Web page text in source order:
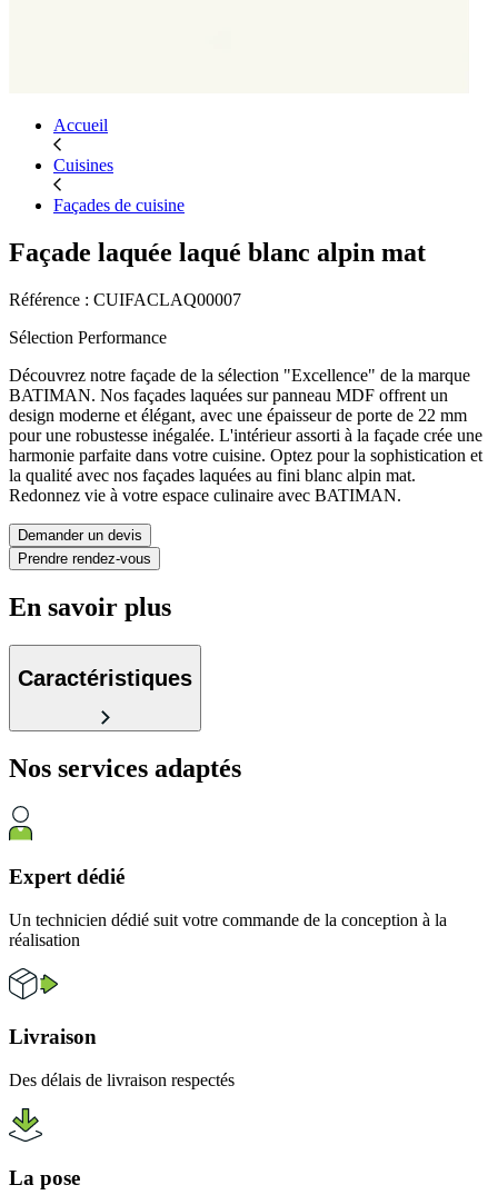
Accueil
Cuisines
Façades de cuisine
Façade laquée laqué blanc alpin mat
Référence : CUIFACLAQ00007
Sélection Performance
Découvrez notre façade de la sélection "Excellence" de la marque
BATIMAN. Nos façades laquées sur panneau MDF offrent un
design moderne et élégant, avec une épaisseur de porte de 22 mm
pour une robustesse inégalée. L'intérieur assorti à la façade crée une
harmonie parfaite dans votre cuisine. Optez pour la sophistication et
la qualité avec nos façades laquées au fini blanc alpin mat.
Redonnez vie à votre espace culinaire avec BATIMAN.
Demander un devis
Prendre rendez-vous
En savoir plus
Caractéristiques
Nos services adaptés
Expert dédié
Un technicien dédié suit votre commande de la conception à la
réalisation
Livraison
Des délais de livraison respectés
La pose